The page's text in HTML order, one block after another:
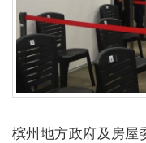
槟州地方政府及房屋